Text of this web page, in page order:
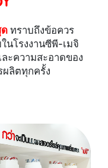
ทราบถึงข้อควร
นโรงงานซีพี-เมจิ
ะความสะอาดของ
ผลิตทุกครั้ง